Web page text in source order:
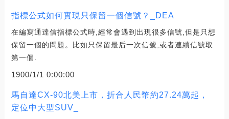
指標公式如何實現只保留一個信號？_DEA
在編寫通達信指標公式時,經常會遇到出現很多信號,但是只想
保留一個的問題。比如只保留最后一次信號,或者連續信號取
第一個.
1900/1/1 0:00:00
馬自達CX-90北美上市，折合人民幣約27.24萬起，
定位中大型SUV_